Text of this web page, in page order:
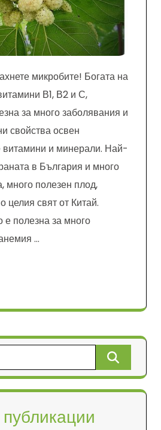
микробите! Богата на
В1, В2 и С,
за много заболявания и
свойства освен
и минерали. Най-
в България и много
много полезен плод,
целия свят от Китай.
е полезна за много
…